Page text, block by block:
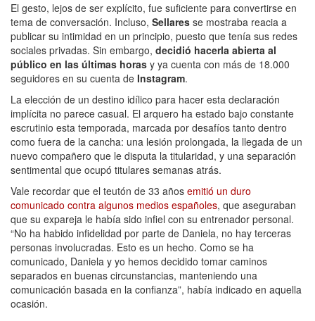
El gesto, lejos de ser explícito, fue suficiente para convertirse en
tema de conversación. Incluso, Sellares se mostraba reacia a
publicar su intimidad en un principio, puesto que tenía sus redes
sociales privadas. Sin embargo, decidió hacerla abierta al
público en las últimas horas y ya cuenta con más de 18.000
seguidores en su cuenta de Instagram.
La elección de un destino idílico para hacer esta declaración
implícita no parece casual. El arquero ha estado bajo constante
escrutinio esta temporada, marcada por desafíos tanto dentro
como fuera de la cancha: una lesión prolongada, la llegada de un
nuevo compañero que le disputa la titularidad, y una separación
sentimental que ocupó titulares semanas atrás.
Vale recordar que el teutón de 33 años emitió un duro
comunicado contra algunos medios españoles, que aseguraban
que su expareja le había sido infiel con su entrenador personal.
“No ha habido infidelidad por parte de Daniela, no hay terceras
personas involucradas. Esto es un hecho. Como se ha
comunicado, Daniela y yo hemos decidido tomar caminos
separados en buenas circunstancias, manteniendo una
comunicación basada en la confianza”, había indicado en aquella
ocasión.